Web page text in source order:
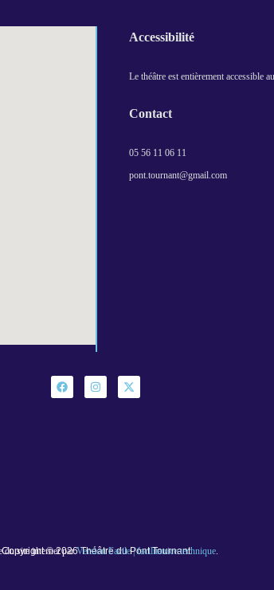
Accessibilité
Le théâtre est entièrement accessible
Contact
05 56 11 06 11
pont.tournant@gmail.com
Copyright © 2026 Théâtre du Pont Tournant
du site internet parVersion Facile | facilitatrice technique.